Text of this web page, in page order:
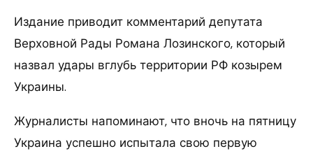
Издание приводит комментарий депутата
Верховной Рады Романа Лозинского, который
назвал удары вглубь территории РФ козырем
Украины.
Журналисты напоминают, что вночь на пятницу
Украина успешно испытала свою первую